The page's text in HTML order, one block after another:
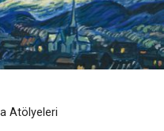
Atölyeleri